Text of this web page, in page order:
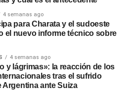
4 semanas ago
para Charata y el sudoeste
el nuevo informe técnico sobre
4 semanas ago
y lágrimas»: la reacción de los
tras el sufrido
Argentina ante Suiza